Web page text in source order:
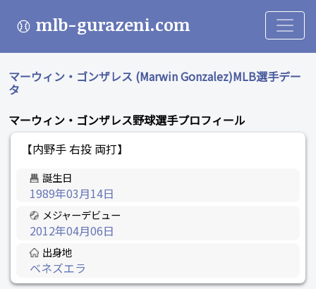
mlb-gurazeni.com
マーウィン・ゴンザレス (Marwin Gonzalez)MLB選手デー
タ
マーウィン・ゴンザレス野球選手プロフィール
【内野手 右投 両打】
誕生日
1989年03月14日
メジャーデビュー
2012年04月06日
出身地
ベネズエラ